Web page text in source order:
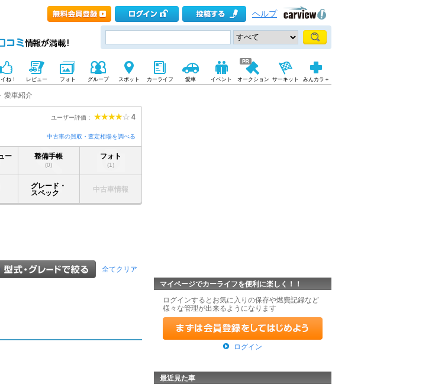
ヘルプ
ね！ レビュー フォト グループ スポット カーライフ 愛車 イベント オークション サーキット みんカラ＋
愛車紹介
ユーザー評価： 4
中古車の買取・査定相場を調べる
ー 整備手帳
(0)
フォト
(1)
グレード・
スペック
中古車情報
全てクリア
マイページでカーライフを便利に楽しく！！
ログインするとお気に入りの保存や燃費記録など
様々な管理が出来るようになります
ログイン
最近見た車